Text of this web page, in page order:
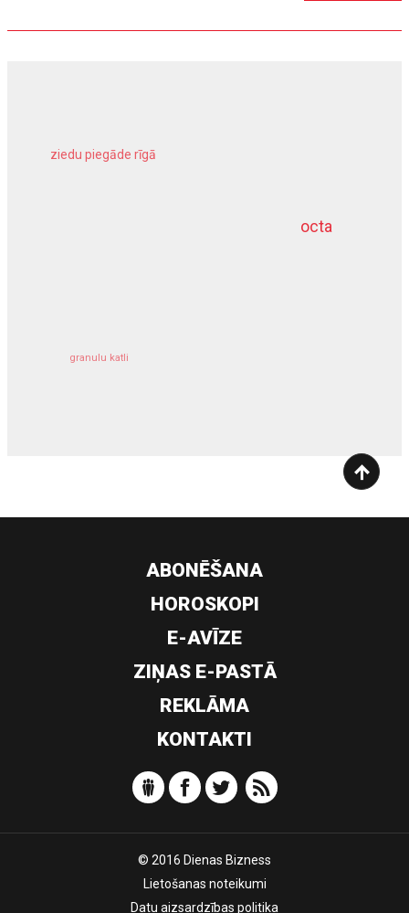
octa
ziedu piegāde rīgā
granulu katli
dziļurbums
ABONĒŠANA
HOROSKOPI
E-AVĪZE
ZIŅAS E-PASTĀ
REKLĀMA
KONTAKTI
© 2016 Dienas Bizness
Lietošanas noteikumi
Datu aizsardzības politika